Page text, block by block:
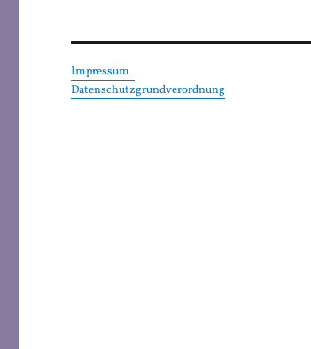
Impressum
Datenschutzgrundverordnung